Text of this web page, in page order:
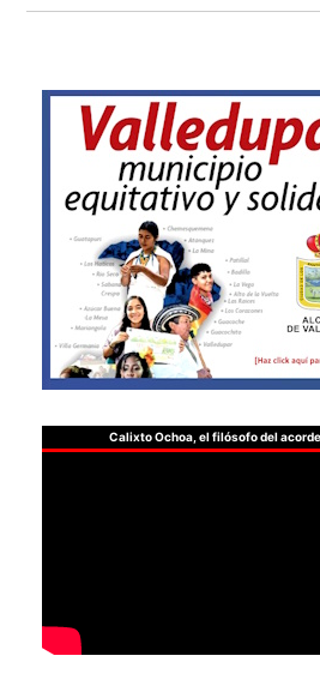
Calixto Ochoa, el filósofo del